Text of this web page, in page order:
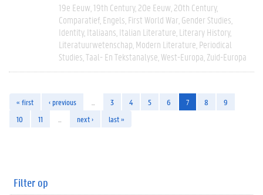
19e Eeuw 19th Century 20e Eeuw 20th Century
Comparatief Engels First World War Gender Studies
Identity Italiaans Italian Literature Literary History
Literatuurwetenschap Modern Literature Periodical
Studies Taal- En Tekstanalyse West-Europa Zuid-Europa
« first ‹ previous 3 4 5 6 7 8
9
10
11 next › last »
Filter op